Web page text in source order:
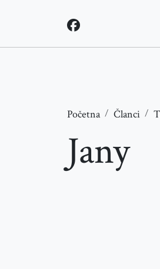
Početna Članci
Jany